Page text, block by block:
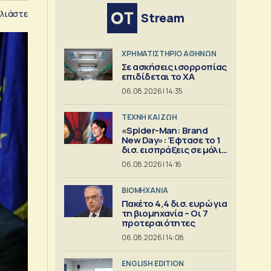
Stream
XΡΗΜΑΤΙΣΤΗΡΙΟ ΑΘΗΝΩΝ
Σε ασκήσεις ισορροπίας
επιδίδεται το ΧΑ
06.08.2026 | 14:35
TΕΧΝΗ ΚΑΙ ΖΩΗ
«Spider-Man: Brand
New Day»: Έφτασε το 1
δισ. εισπράξεις σε μόλις
6 ημέρες
06.08.2026 | 14:16
ΒΙΟΜΗΧΑΝΙΑ
Πακέτο 4,4 δισ. ευρώ για
τη βιομηχανία – Οι 7
προτεραιότητες
06.08.2026 | 14:08
ENGLISH EDITION